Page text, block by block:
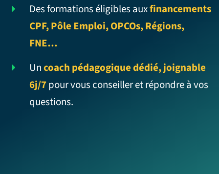
Des formations éligibles auxfinancements
CPF, Pôle Emploi, OPCOs, Régions,
FNE…
Uncoach pédagogique dédié, joignable
6j/7pour vous conseiller et répondre à vos
questions.